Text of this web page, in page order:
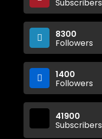
Subscribers
8300
Followers
1400
Followers
41900
Subscribers